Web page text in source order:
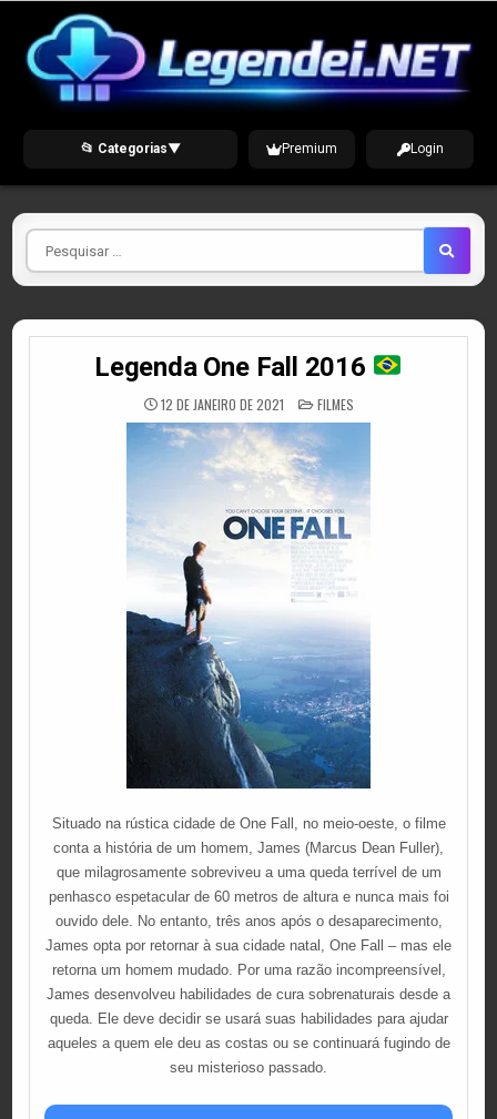
content
📂 Categorias▼ Premium Login
Pesquisar
por
Legenda One Fall 2016
12 DE JANEIRO DE 2021 POSTED
IN
FILMES
Situado na rústica cidade de One Fall, no meio-oeste, o filme
conta a história de um homem, James (Marcus Dean Fuller),
que milagrosamente sobreviveu a uma queda terrível de um
penhasco espetacular de 60 metros de altura e nunca mais foi
ouvido dele. No entanto, três anos após o desaparecimento,
James opta por retornar à sua cidade natal, One Fall – mas ele
retorna um homem mudado. Por uma razão incompreensível,
James desenvolveu habilidades de cura sobrenaturais desde a
queda. Ele deve decidir se usará suas habilidades para ajudar
aqueles a quem ele deu as costas ou se continuará fugindo de
seu misterioso passado.